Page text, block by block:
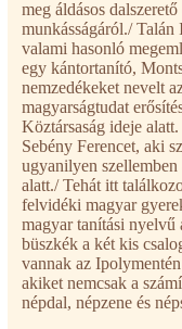
meg áldásos
munkásságáról./
valami hasonló
egy kántortanító,
nemzedékeket nevelt
magyarságtudat
Köztársaság ideje
Sebény Ferencet, aki
ugyanilyen
alatt./ Tehát itt
felvidéki magyar
magyar tanítási
büszkék a két kis
vannak az
akiket nemcsak a
népdal, népzene és